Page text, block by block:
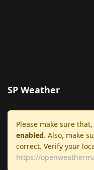
SP Weather
Please make sure
enabled. Also, make
correct. Verify your
https://